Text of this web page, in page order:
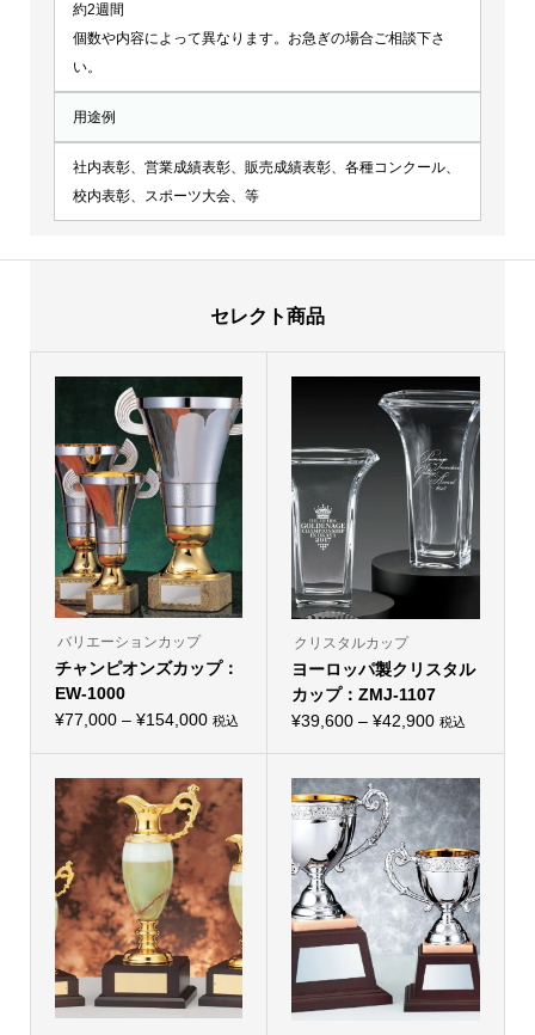
約2週間
個数や内容によって異なります。お急ぎの場合ご相談下さ
い。
用途例
社内表彰、営業成績表彰、販売成績表彰、各種コンクール、
校内表彰、スポーツ大会、等
セレクト商品
バリエーションカップ
チャンピオンズカップ：
EW-1000
¥77,000 – ¥154,000価
¥77,000
–
¥154,000
税込
の
品
に
は
複
数
の
バ
リ
エ
ー
シ
ョ
ン
が
あ
クリスタルカップ
ヨーロッパ製クリスタル
カップ：ZMJ-1107
¥39,600 – ¥42,900価
¥39,600
–
¥42,900
税込
の
品
に
は
数
の
バ
リ
エ
ー
シ
ョ
ン
が